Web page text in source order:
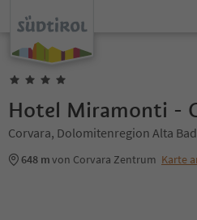
Hotel Miramonti -
Corvara, Dolomitenregion Alta
648 mvon Corvara Zentrum Karte